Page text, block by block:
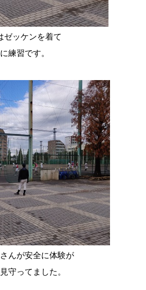
ゼッケンを着て
練習です。
んが安全に体験が
守ってました。